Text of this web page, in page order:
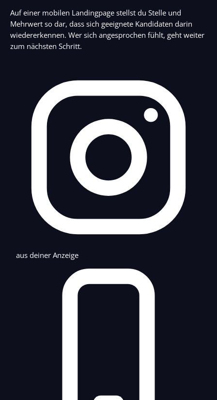
Auf einer mobilen Landingpage stellst du Stelle und
Mehrwert so dar, dass sich geeignete Kandidaten darin
wiedererkennen. Wer sich angesprochen fühlt, geht weiter
zum nächsten Schritt.
aus deiner Anzeige